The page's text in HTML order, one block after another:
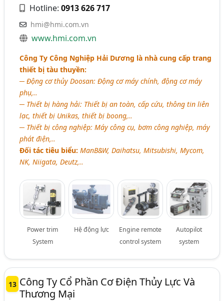
Hotline:0913 626 717
hmi@hmi.com.vn
www.hmi.com.vn
Công Ty Công Nghiệp Hải Dương là nhà cung cấp trang
thiết bị tàu thuyền:
─ Động cơ thủy Doosan: Động cơ máy chính, động cơ máy
phụ,..
─ Thiết bị hàng hải: Thiết bị an toàn, cấp cứu, thông tin liên
lạc, thiết bị Unikas, thiết bị boong,..
─ Thiết bị công nghiệp: Máy công cụ, bơm công nghiệp, máy
phát điện,..
Đối tác tiêu biểu: ManB&W, Daihatsu, Mitsubishi, Mycom,
NK, Niigata, Deutz,..
Power trim
System
Hệ động lực
Engine remote
control system
Autopilot
system
13 Công Ty Cổ Phần Cơ Điện Thủy Lực Và
Thương Mại